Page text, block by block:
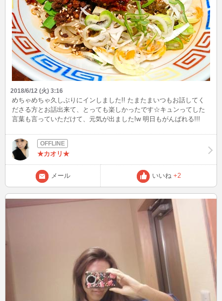
2018/6/12 (火) 3:16
めちゃめちゃ久しぶりにインしました!! たまたまいつもお話してく
ださる方とお話出来て、とっても楽しかったです☆キュンってした
言葉も言っていただけて、元気が出ました!w 明日もがんばれる!!!
す!!結構辛いんですが、なんかクセになるというか・・・・。ここの
中華屋さんは本当に何食べても美味しくてハマっちゃってるんです!
辛い料理結構好きなので、オススメの辛い料理があったら是非教え
てくださいね☆☆☆
★カオリ★
メール いいね +2